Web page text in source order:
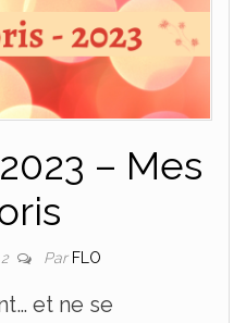
– Mes
2 Par FLO
et ne se